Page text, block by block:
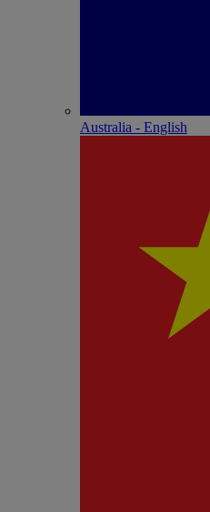
Australia - English